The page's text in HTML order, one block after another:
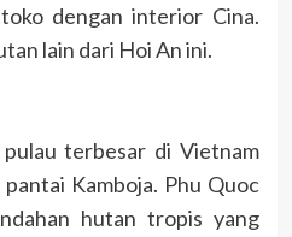
dengan interior Cina.
lain dari Hoi An ini.
terbesar di Vietnam
Kamboja. Phu Quoc
hutan tropis yang